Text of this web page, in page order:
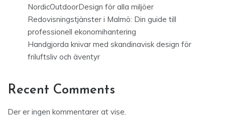
NordicOutdoorDesign för alla miljöer
Redovisningstjänster i Malmö: Din guide till
professionell ekonomihantering
Handgjorda knivar med skandinavisk design för
friluftsliv och äventyr
Recent Comments
Der er ingen kommentarer at vise.